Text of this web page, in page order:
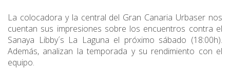
La colocadora y la central del Gran Canaria Urbaser nos
cuentan sus impresiones sobre los encuentros contra el
Sanaya Libby´s La Laguna el próximo sábado (18:00h).
Además, analizan la temporada y su rendimiento con el
equipo.